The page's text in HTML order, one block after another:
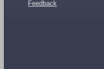
Feedback